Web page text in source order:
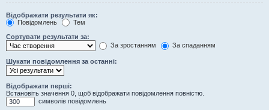
Відображати результати як:
Повідомлень
Тем
Сортувати результати за:
За зростанням
За спаданням
Шукати повідомлення за останні:
Відображати перші:
Встановіть значення 0, щоб відображати повідомлення повністю.
символів повідомлень